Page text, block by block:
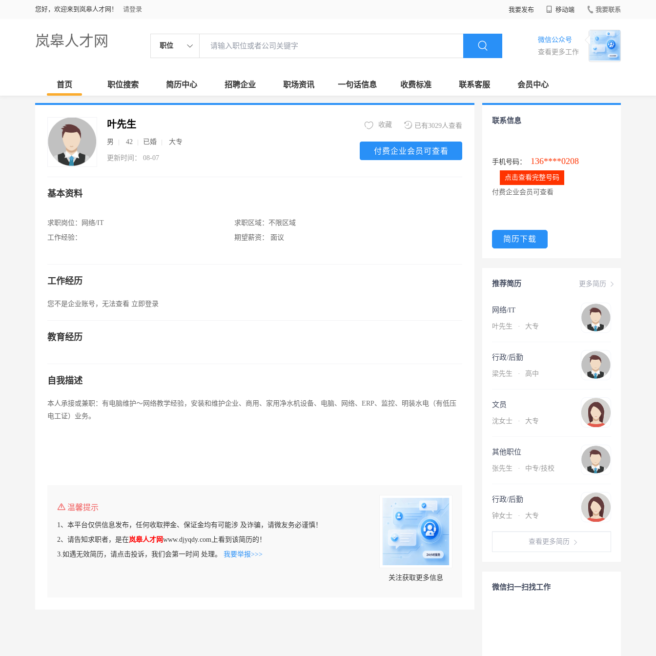
您好，欢迎来到岚皋人才网！ 请登录 我要发布 移动端 我要联系
岚皋人才网 职位
微信公众号
查看更多工作
首页 职位搜索 简历中心 招聘企业 职场资讯 一句话信息 收费标准 联系客服 会员中心
叶先生
男 42 已婚 大专
更新时间： 08-07
已有3029人查看
收藏
付费企业会员可查看
基本资料
求职岗位：
网络/IT
工作经验：
求职区域： 不限区域
期望薪资：
面议
工作经历
您不是企业账号，无法查看 立即登录
教育经历
自我描述
本人承接或兼职：有电脑维护～网络教学经验，安装和维护企业、商用、家用净水机设备、电脑、网络、ERP、监控、明装水电（有低压
电工证）业务。
温馨提示
1、本平台仅供信息发布，任何收取押金、保证金均有可能涉 及诈骗，请微友务必谨慎！
2、请告知求职者，是在岚皋人才网www.djyqdy.com上看到该简历的！
3.如遇无效简历，请点击投诉，我们会第一时间 处理。 我要举报>>>
关注获取更多信息
联系信息
手机号码： 136****0208
点击查看完整号码
付费企业会员可查看
简历下载
更多简历
推荐简历
网络/IT
叶先生 · 大专
行政/后勤
梁先生 · 高中
文员
沈女士 · 大专
其他职位
张先生 · 中专/技校
行政/后勤
钟女士 · 大专
查看更多简历
微信扫一扫找工作